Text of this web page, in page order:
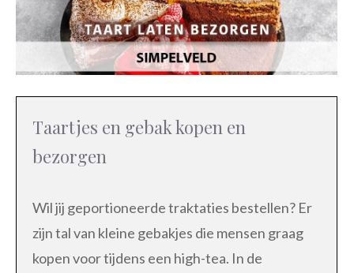
Taartjes en gebak kopen en
bezorgen
Wil jij geportioneerde traktaties bestellen? Er
zijn tal van kleine gebakjes die mensen graag
kopen voor tijdens een high-tea. In de